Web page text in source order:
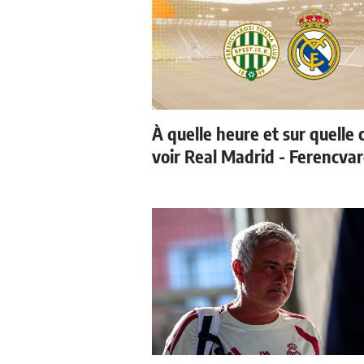
À quelle heure et sur quelle
voir Real Madrid -